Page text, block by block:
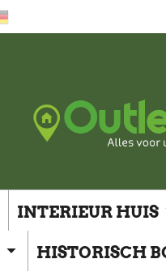
INTERIEUR HUIS
HISTORISCH